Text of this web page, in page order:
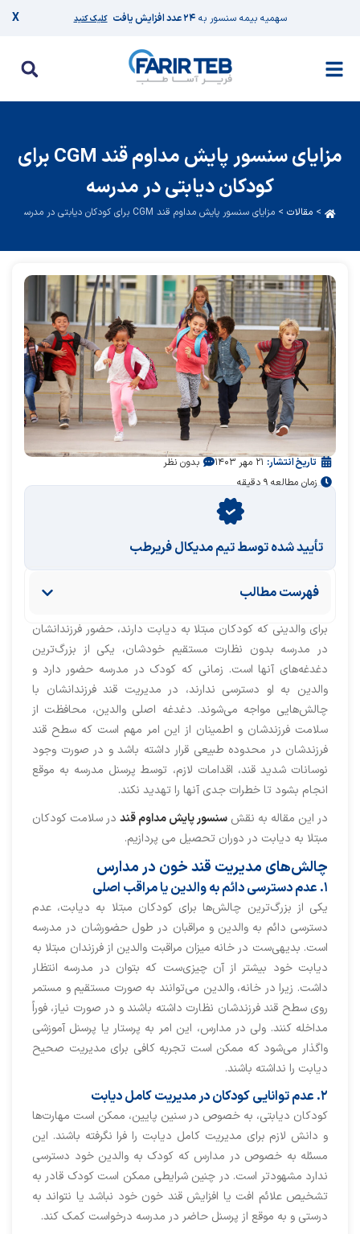
سهمیه بیمه سنسور به۲۴ عدد افزایش یافت کلیک کنید X
مزایای سنسور پایش مداوم قند CGM برای
کودکان دیابتی در مدرسه
> مقالات > مزایای سنسور پایش مداوم قند CGM برای کودکان دیابتی در مدرسه
تاریخ انتشار: ۲۱ مهر ۱۴۰۳
بدون نظر
زمان مطالعه ۹ دقیقه
تأیید‌‌‌‌‌‌‌ شده توسط تیم مدیکال فریرطب
فهرست مطالب
برای والدینی که کودکان مبتلا به دیابت دارند، حضور فرزندانشان
در مدرسه بدون نظارت مستقیم خودشان، یکی از بزرگ‌ترین
دغدغه‌های آنها است. زمانی که کودک در مدرسه حضور دارد و
والدین به او دسترسی ندارند، در مدیریت قند فرزندانشان با
چالش‌هایی مواجه می‌شوند. دغدغه اصلی والدین، محافظت از
سلامت فرزندشان و اطمینان از این امر مهم است که سطح قند
فرزندشان در محدوده طبیعی قرار داشته باشد و در صورت وجود
نوسانات شدید قند، اقدامات لازم، توسط پرسنل مدرسه به موقع
انجام بشود تا خطرات جدی آنها را تهدید نکند.
در این مقاله به نقش سنسور پایش مداوم قند در سلامت کودکان
مبتلا به دیابت در دوران تحصیل می پردازیم.
چالش‌های مدیریت قند خون در مدارس
۱. عدم دسترسی دائم به والدین یا مراقب اصلی
یکی از بزرگ‌ترین چالش‌ها برای کودکان مبتلا به دیابت، عدم
دسترسی دائم به والدین و مراقبان در طول حضورشان در مدرسه
است. بدیهی‌ست در خانه میزان مراقبت والدین از فرزندان مبتلا به
دیابت خود بیشتر از آن چیزی‌ست که بتوان در مدرسه انتظار
داشت. زیرا در خانه، والدین می‌توانند به صورت مستقیم و مستمر
روی سطح قند فرزندشان نظارت داشته باشند و در صورت نیاز، فوراً
مداخله کنند. ولی در مدارس، این امر به پرستار یا پرسنل آموزشی
واگذار می‌شود که ممکن است تجربه کافی برای مدیریت صحیح
دیابت را نداشته باشند.
۲. عدم توانایی کودکان در مدیریت کامل دیابت
کودکان دیابتی، به خصوص در سنین پایین، ممکن است مهارت‌ها
و دانش لازم برای مدیریت کامل دیابت را فرا نگرفته‌ باشند. این
مسئله به خصوص در مدارس که کودک به والدین خود دسترسی
ندارد مشهودتر است. در چنین شرایطی ممکن است کودک قادر به
تشخیص علائم افت یا افزایش قند خون خود نباشد یا نتواند به
درستی و به موقع از پرسنل حاضر در مدرسه درخواست کمک کند.